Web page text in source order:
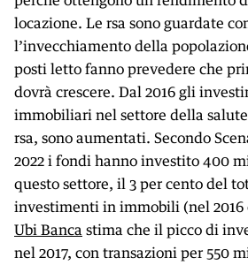
locazione. Le rsa sono guardate
l’invecchiamento della
posti letto fanno prevedere che
dovrà crescere. Dal 2016 gli
immobiliari nel settore della
rsa, sono aumentati. Secondo
2022 i fondi hanno investito 400
questo settore, il 3 per cento del
investimenti in immobili (nel 2016
Ubi Banca stima che il picco di
nel 2017, con transazioni per 550